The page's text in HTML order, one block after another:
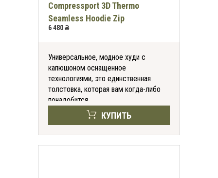
Compressport 3D Thermo
Seamless Hoodie Zip
6 480 ₴
Универсальное, модное худи с
капюшоном оснащенное
технологиями, это единственная
толстовка, которая вам когда-либо
понадобится.
КУПИТЬ